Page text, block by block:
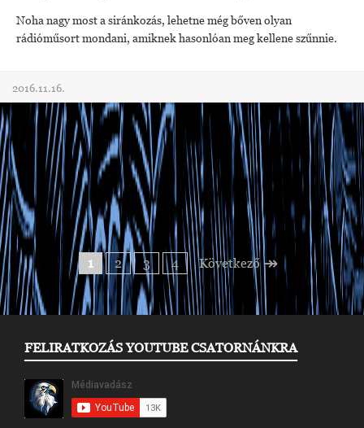
Noha nagy most a siránkozás, lehetne még bőven olyan
rádióműsort mondani, amiknek hasonlóan meg kellene szűnnie.
2016.11.16.
1 2 3 4 Következő↠
FELIRATKOZÁS YOUTUBE CSATORNÁNKRA